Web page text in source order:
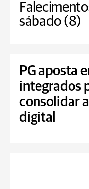
sábado (8)
PG aposta
integrados
consolidar
digital